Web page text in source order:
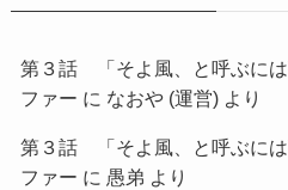
第３話 「そよ風、と呼ぶに
ファー に なおや (運営)より
第３話 「そよ風、と呼ぶに
ファー に 愚弟 より